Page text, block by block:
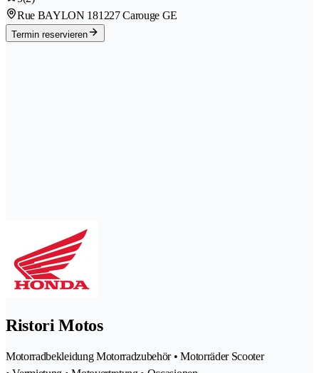
Rue BAYLON 181227 Carouge GE
Termin reservieren
Ristori Motos
Motorradbekleidung Motorradzubehör • Motorräder Scooter